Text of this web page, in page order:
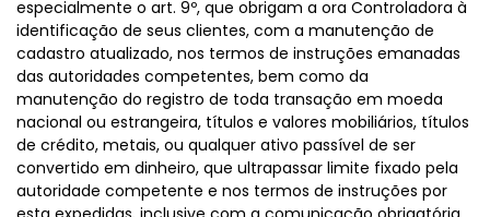
especialmente o art. 9º, que obrigam a ora Controladora à
identificação de seus clientes, com a manutenção de
cadastro atualizado, nos termos de instruções emanadas
das autoridades competentes, bem como da
manutenção do registro de toda transação em moeda
nacional ou estrangeira, títulos e valores mobiliários, títulos
de crédito, metais, ou qualquer ativo passível de ser
convertido em dinheiro, que ultrapassar limite fixado pela
autoridade competente e nos termos de instruções por